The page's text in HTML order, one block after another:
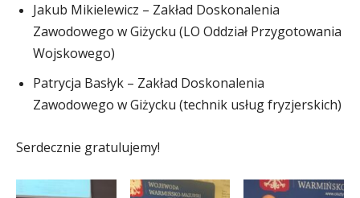
Jakub Mikielewicz – Zakład Doskonalenia
Zawodowego w Giżycku (LO Oddział Przygotowania
Wojskowego)
Patrycja Basłyk – Zakład Doskonalenia
Zawodowego w Giżycku (technik usług fryzjerskich)
Serdecznie gratulujemy!